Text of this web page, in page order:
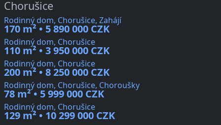
Chorušice
Rodinný dom, Chorušice, Zahájí
170 m² • 5 890 000 CZK
Rodinný dom, Chorušice
110 m² • 3 950 000 CZK
Rodinný dom, Chorušice
200 m² • 8 250 000 CZK
Rodinný dom, Chorušice, Choroušky
78 m² • 5 999 000 CZK
Rodinný dom, Chorušice
129 m² • 10 299 000 CZK